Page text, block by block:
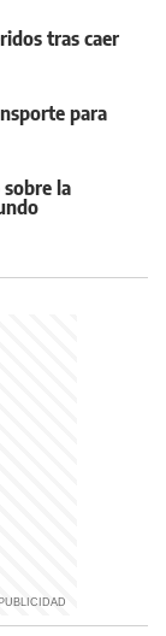
tras caer
para
la